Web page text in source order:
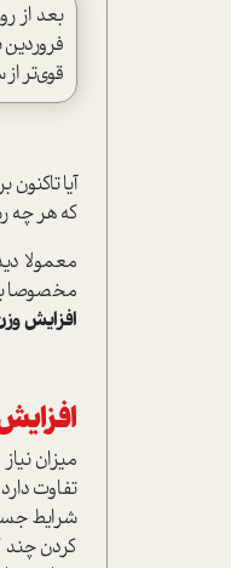
بعد از
فروردین
قوی‌تر از
آیا
که هر چه
معمولا
مخصوصا
افزایش
میزان
تفاوت
شرایط
کردن چند